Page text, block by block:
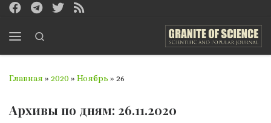
Перейти к содержимому
Главная » 2020 » Ноябрь » 26
Архивы по дням: 26.11.2020